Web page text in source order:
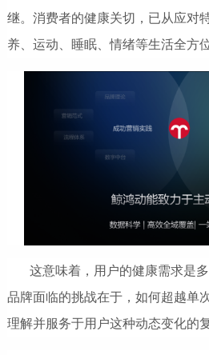
继。消费者的健康关切，已从应对
养、运动、睡眠、情绪等生活全方
这意味着，用户的健康需求是
品牌面临的挑战在于，如何超越单
理解并服务于用户这种动态变化的